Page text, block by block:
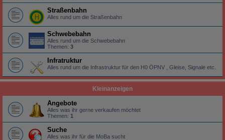
Straßenbahn
Alles rund um die Straßenbahn
Schwebebahn
Alles rund um die Schwebebahn
Themen: 3
Infratruktur
Alles rund um die Infrastruktur für den H0 ÖPNV , Gleise, Signale etc.
Kleinanzeigen
Angebote
Alles was ihr gerne verkaufen möchtet
Themen: 1
Suche
Alles was ihr für die MoBa sucht